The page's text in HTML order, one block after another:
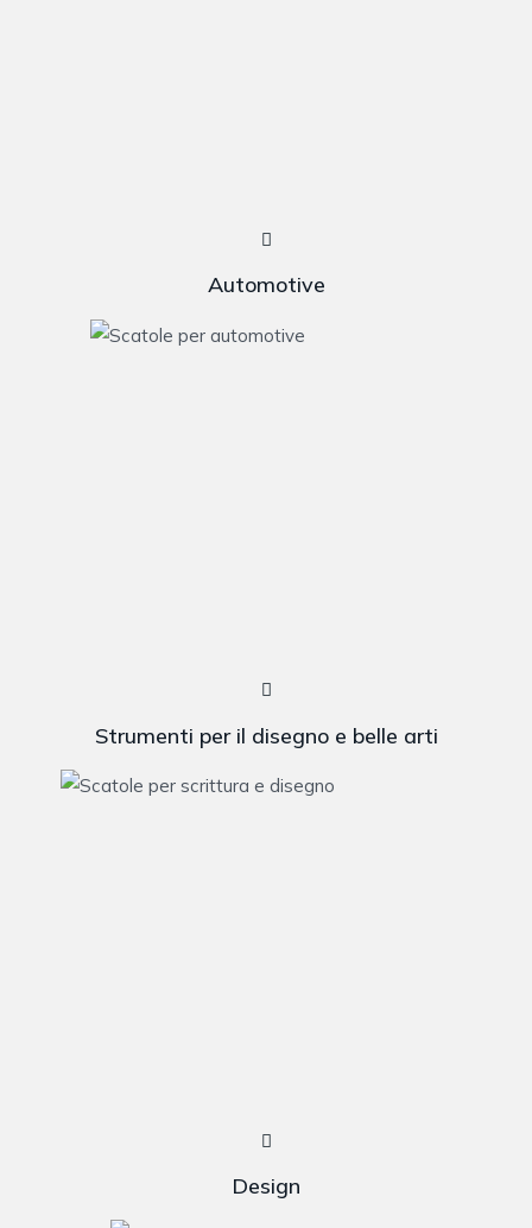
Automotive
Strumenti per il disegno e belle arti
Design